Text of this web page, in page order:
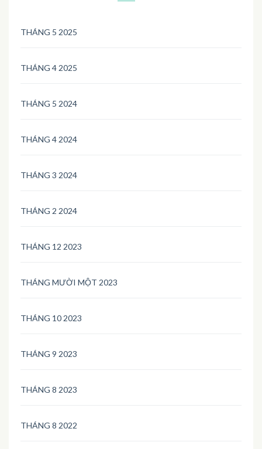
THÁNG 5 2025
THÁNG 4 2025
THÁNG 5 2024
THÁNG 4 2024
THÁNG 3 2024
THÁNG 2 2024
THÁNG 12 2023
THÁNG MƯỜI MỘT 2023
THÁNG 10 2023
THÁNG 9 2023
THÁNG 8 2023
THÁNG 8 2022